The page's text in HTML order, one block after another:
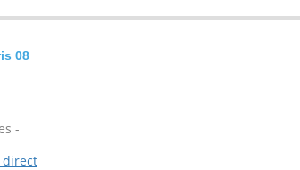
08
-
direct